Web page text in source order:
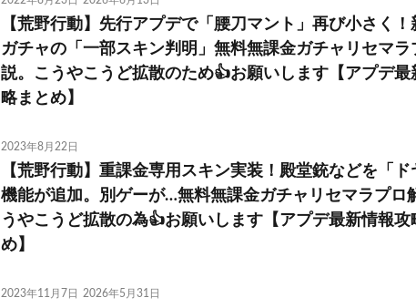
【荒野行動】先行アプデで「腰刀マント」再び小さく！
ガチャの「一部スキン判明」無料無課金ガチャリセマラ
説。こうやこうど拡散のため👍お願いします【アプデ最
略まとめ】
2023年8月22日
【荒野行動】重課金専用スキン実装！殿堂銃などを「ド
機能が追加。別ゲーが…無料無課金ガチャリセマラプロ
うやこうど拡散の為👍お願いします【アプデ最新情報攻
め】
2023年11月7日 2026年5月31日